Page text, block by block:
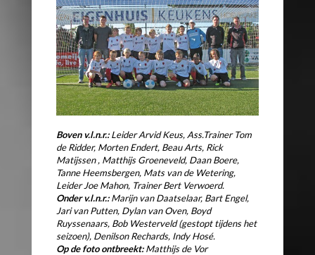
Boven v.l.n.r.:Leider Arvid Keus, Ass.Trainer Tom
de Ridder, Morten Endert, Beau Arts, Rick
Matijssen , Matthijs Groeneveld, Daan Boere,
Tanne Heemsbergen, Mats van de Wetering,
Leider Joe Mahon, Trainer Bert Verwoerd.
Onder v.l.n.r.:Marijn van Daatselaar, Bart Engel,
Jari van Putten, Dylan van Oven, Boyd
Ruyssenaars, Bob Westerveld (gestopt tijdens het
seizoen), Denilson Rechards, Indy Hosé.
Op de foto ontbreekt:Matthijs de Vor